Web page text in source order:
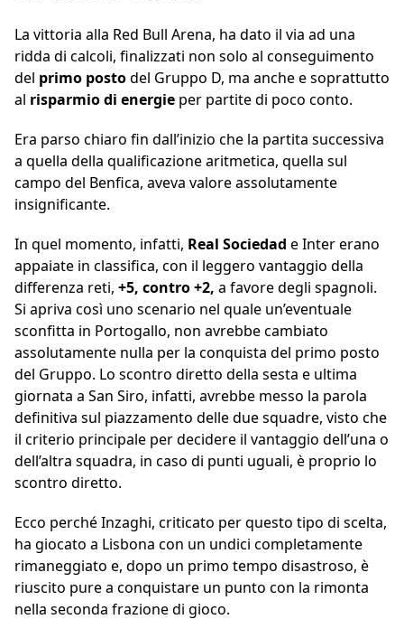
La vittoria alla Red Bull Arena, ha dato il via ad una
ridda di calcoli, finalizzati non solo al conseguimento
del primo postodel Gruppo D, ma anche e soprattutto
al risparmio di energie per partite di poco conto.
Era parso chiaro fin dall’inizio che la partita successiva
a quella della qualificazione aritmetica, quella sul
campo del Benfica, aveva valore assolutamente
insignificante.
In quel momento, infatti, Real Sociedad e Inter erano
appaiate in classifica, con il leggero vantaggio della
differenza reti, +5, contro +2, a favore degli spagnoli.
Si apriva così uno scenario nel quale un’eventuale
sconfitta in Portogallo, non avrebbe cambiato
assolutamente nulla per la conquista del primo posto
del Gruppo. Lo scontro diretto della sesta e ultima
giornata a San Siro, infatti, avrebbe messo la parola
definitiva sul piazzamento delle due squadre, visto che
il criterio principale per decidere il vantaggio dell’una o
dell’altra squadra, in caso di punti uguali, è proprio lo
scontro diretto.
Ecco perché Inzaghi, criticato per questo tipo di scelta,
ha giocato a Lisbona con un undici completamente
rimaneggiato e, dopo un primo tempo disastroso, è
riuscito pure a conquistare un punto con la rimonta
nella seconda frazione di gioco.